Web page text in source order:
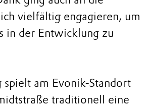
vielfältig engagieren, um
in der Entwicklung zu
am Evonik-Standort
traditionell eine